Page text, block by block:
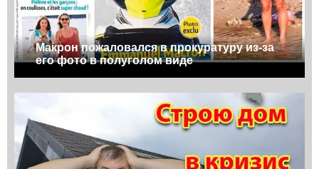
Макрон пожаловался в прокуратуру из-за
его фото в полуголом виде